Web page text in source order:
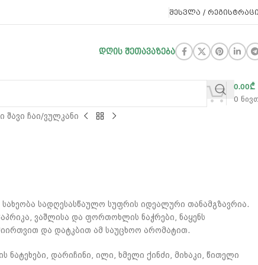
ᲨᲔᲡᲕᲚᲐ /
ᲓᲦᲘᲡ ᲨᲔᲗᲐᲕᲐᲖᲔᲑᲐ
0
0.00₾
შავი ჩაი ვულკანი
სახეობა სადღესასწაულო სუფრის იდეალური თანამგზავრია.
ვაშლისა და ფორთოხლის ნაჭრები, ნაყენს
და დატკბით ამ საუცხოო არომატით.
ნატეხები, დარიჩინი, ილი, ხმელი ქინძი, მიხაკი, წითელი